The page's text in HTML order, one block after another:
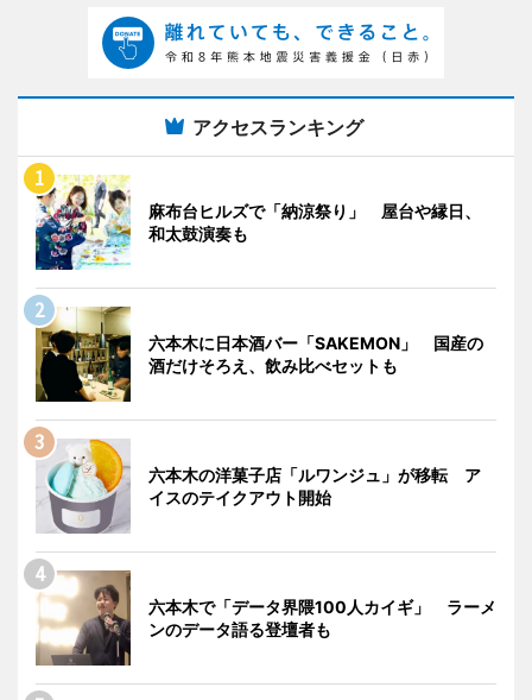
アクセスランキング
麻布台ヒルズで「納涼祭り」 屋台や縁日、
和太鼓演奏も
六本木に日本酒バー「SAKEMON」 国産の
酒だけそろえ、飲み比べセットも
六本木の洋菓子店「ルワンジュ」が移転 ア
イスのテイクアウト開始
六本木で「データ界隈100人カイギ」 ラーメ
ンのデータ語る登壇者も